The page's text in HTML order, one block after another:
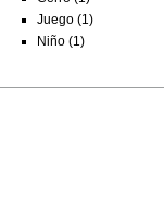
Juego (1)
Niño (1)